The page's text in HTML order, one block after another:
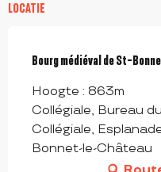
LOCATIE
Bourg médiéval de St-
Hoogte : 863m
Collégiale, Bureau
Collégiale,
Bonnet-le-Château